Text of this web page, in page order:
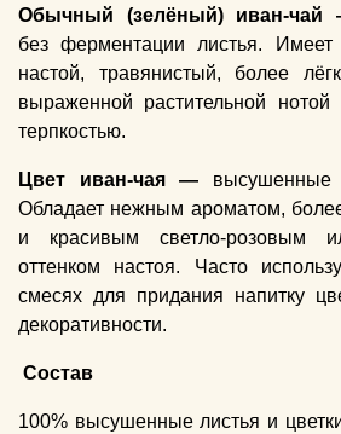
Обычный (зелёный) иван-чай
без ферментации листья. Имеет
настой, травянистый, более
выраженной растительной
терпкостью.
Цвет иван-чая — высушенные
Обладает нежным ароматом,
и красивым светло-розовым
оттенком настоя. Часто
смесях для придания напитку
декоративности.
Состав
100% высушенные листья и